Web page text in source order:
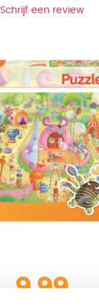
Schrijf een review
9,99